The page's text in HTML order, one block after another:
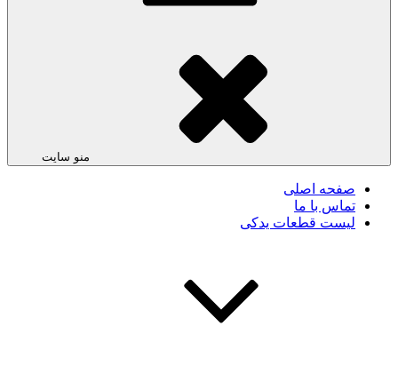
منو سایت
صفحه اصلی
تماس با ما
لیست قطعات یدکی